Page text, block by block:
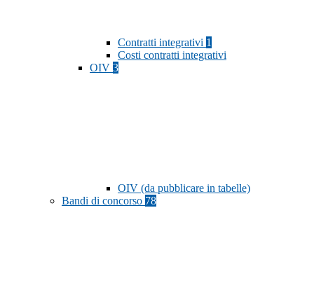
Contratti integrativi 1
Costi contratti integrativi
OIV 3
OIV (da pubblicare in tabelle)
Bandi di concorso 78